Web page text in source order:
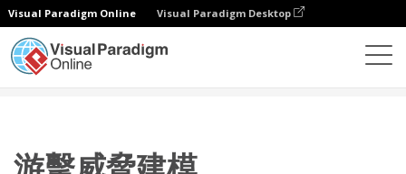
Visual Paradigm Online Visual Paradigm Desktop